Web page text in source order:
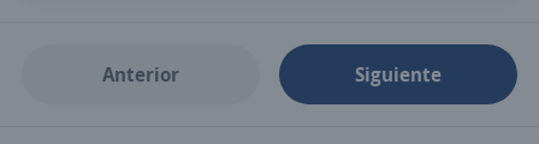
Anterior Siguiente